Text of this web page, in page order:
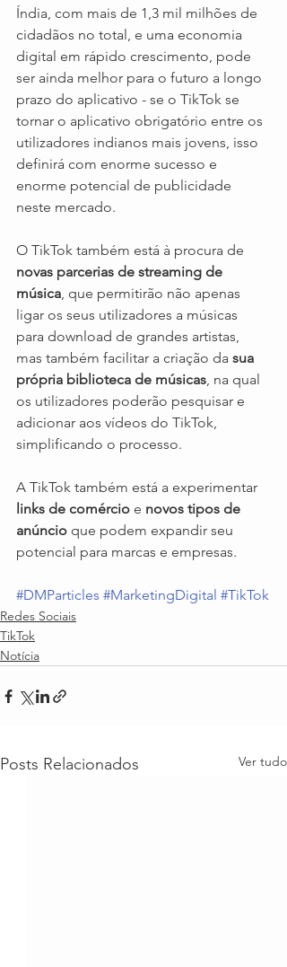
Índia, com mais de 1,3 mil milhões de
cidadãos no total, e uma economia
digital em rápido crescimento, pode
ser ainda melhor para o futuro a longo
prazo do aplicativo - se o TikTok se
tornar o aplicativo obrigatório entre os
utilizadores indianos mais jovens, isso
definirá com enorme sucesso e
enorme potencial de publicidade
neste mercado.
O TikTok também está à procura de
novas parcerias de streaming de
música, que permitirão não apenas
ligar os seus utilizadores a músicas
para download de grandes artistas,
mas também facilitar a criação da sua
própria biblioteca de músicas, na qual
os utilizadores poderão pesquisar e
adicionar aos vídeos do TikTok,
simplificando o processo.
A TikTok também está a experimentar
links de comércio e novos tipos de
anúncio que podem expandir seu
potencial para marcas e empresas.
#DMParticles #MarketingDigital #TikTok
Redes Sociais
TikTok
Notícia
Posts Relacionados Ver tudo